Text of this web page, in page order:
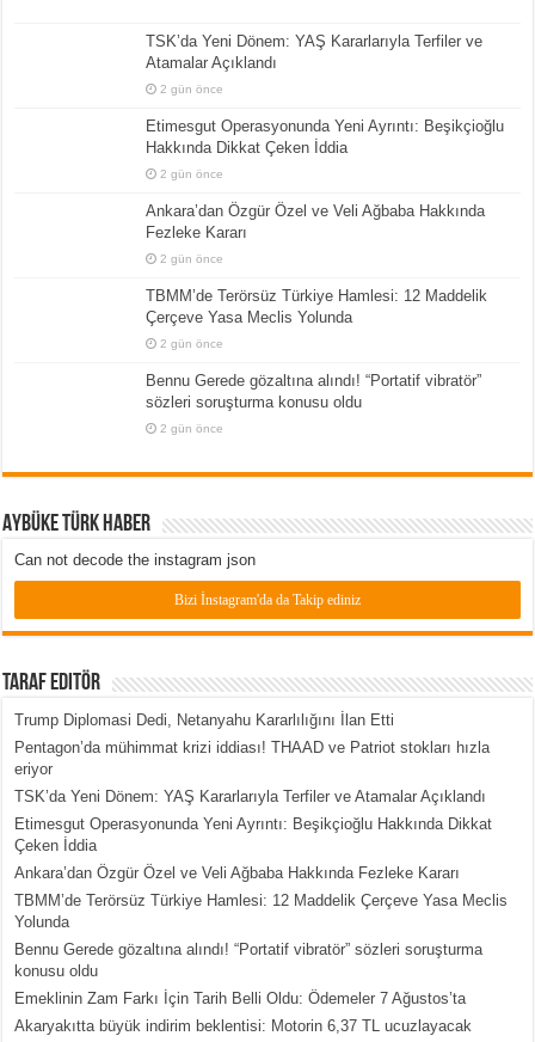
TSK’da Yeni Dönem: YAŞ Kararlarıyla Terfiler ve
Atamalar Açıklandı
2 gün önce
Etimesgut Operasyonunda Yeni Ayrıntı: Beşikçioğlu
Hakkında Dikkat Çeken İddia
2 gün önce
Ankara’dan Özgür Özel ve Veli Ağbaba Hakkında
Fezleke Kararı
2 gün önce
TBMM’de Terörsüz Türkiye Hamlesi: 12 Maddelik
Çerçeve Yasa Meclis Yolunda
2 gün önce
Bennu Gerede gözaltına alındı! “Portatif vibratör”
sözleri soruşturma konusu oldu
2 gün önce
Aybüke Türk Haber
Can not decode the instagram json
Bizi İnstagram'da da Takip ediniz
Taraf Editör
Trump Diplomasi Dedi, Netanyahu Kararlılığını İlan Etti
Pentagon’da mühimmat krizi iddiası! THAAD ve Patriot stokları hızla
eriyor
TSK’da Yeni Dönem: YAŞ Kararlarıyla Terfiler ve Atamalar Açıklandı
Etimesgut Operasyonunda Yeni Ayrıntı: Beşikçioğlu Hakkında Dikkat
Çeken İddia
Ankara’dan Özgür Özel ve Veli Ağbaba Hakkında Fezleke Kararı
TBMM’de Terörsüz Türkiye Hamlesi: 12 Maddelik Çerçeve Yasa Meclis
Yolunda
Bennu Gerede gözaltına alındı! “Portatif vibratör” sözleri soruşturma
konusu oldu
Emeklinin Zam Farkı İçin Tarih Belli Oldu: Ödemeler 7 Ağustos’ta
Akaryakıtta büyük indirim beklentisi: Motorin 6,37 TL ucuzlayacak